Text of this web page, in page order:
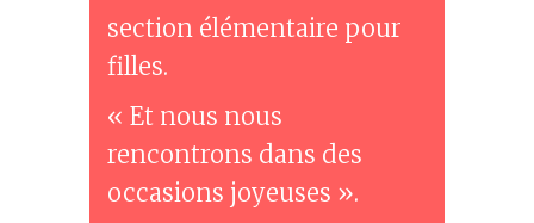
section élémentaire pour
filles.
« Et nous nous
rencontrons dans des
occasions joyeuses ».